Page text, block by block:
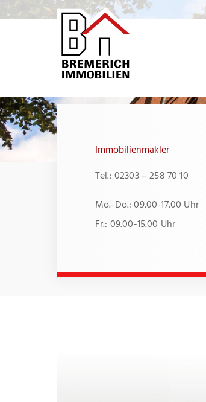
Zum
Immobilienmakler
Tel.: 02303 – 258 70 10
Mo.-Do.: 09.00-17.00 Uhr
Fr.: 09.00-15.00 Uhr